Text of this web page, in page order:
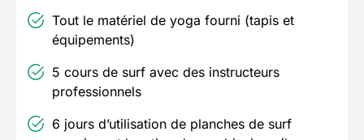
Tout le matériel de yoga fourni (tapis et
équipements)
5 cours de surf avec des instructeurs
professionnels
6 jours d’utilisation de planches de surf